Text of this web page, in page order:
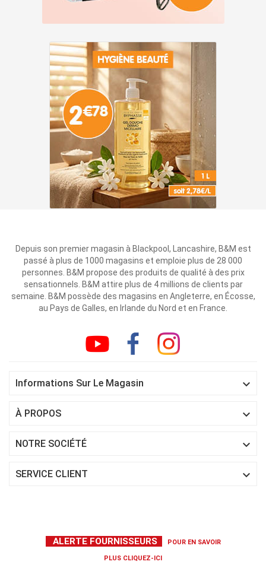
Depuis son premier magasin à Blackpool, Lancashire, B&M est
passé à plus de 1000 magasins et emploie plus de 28 000
personnes. B&M propose des produits de qualité à des prix
sensationnels. B&M attire plus de 4 millions de clients par
semaine. B&M possède des magasins en Angleterre, en Écosse,
au Pays de Galles, en Irlande du Nord et en France.
Informations Sur Le Magasin 
À PROPOS 
NOTRE SOCIÉTÉ 
SERVICE CLIENT 
ALERTE FOURNISSEURS POUR EN SAVOIR
PLUS CLIQUEZ-ICI